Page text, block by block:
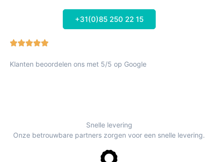
+31(0)85 250 22 15
Klanten beoordelen ons met 5/5 op Google
Snelle levering
Onze betrouwbare partners zorgen voor een snelle levering.